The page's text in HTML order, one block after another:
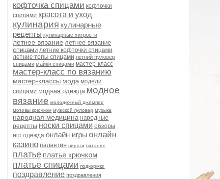
кофточка спицами кофточки
спицами красота и уход
кулинария кулинарные
рецепты кулинарные хитрости
летнее вязание летнее вязание
спицами летние кофточки спицами
летние топы спицами летний пуловер
спицами майки спицами мастер-класс
мастер-класс по вязанию
мастер-классы мода модели
спицами модная одежда модное
вязание молодежный джемпер
мотивы крючком мужской пуловер музыка
народная медицина народные
рецепты носки спицами обзоры
игр одежда онлайн игры онлайн
казино палантин пироги питание
платье платье крючком
платье спицами подкормки
поздравление поздравления